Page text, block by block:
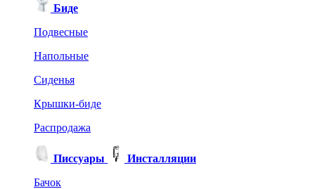
Биде
Подвесные
Напольные
Сиденья
Крышки-биде
Распродажа
Писсуары
Инсталляции
Бачок